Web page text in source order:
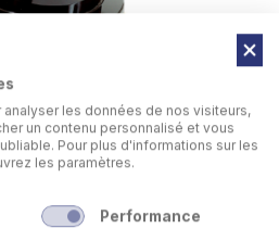
opérations
les données de nos visiteurs,
un contenu personnalisé et vous
Pour plus d'informations sur les
les paramètres.
Performance